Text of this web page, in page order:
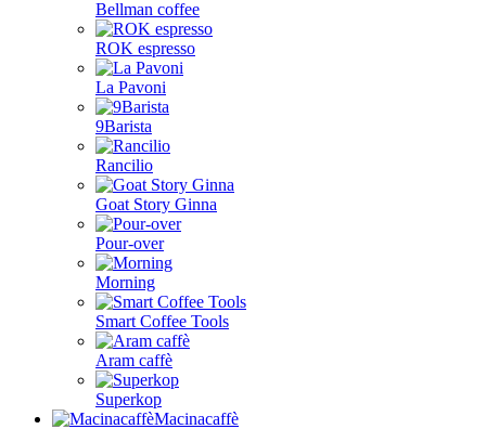
Bellman coffee
ROK espresso
La Pavoni
9Barista
Rancilio
Goat Story Ginna
Pour-over
Morning
Smart Coffee Tools
Aram caffè
Superkop
Macinacaffè